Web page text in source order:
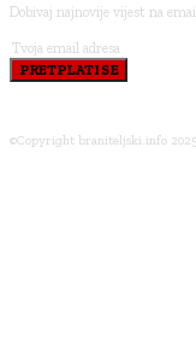
Dobivaj najnovije vijest na
PRETPLATI SE
©Copyright braniteljski.info 2025